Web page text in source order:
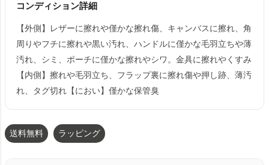
コンディション詳細
【外側】レザーに擦れや僅かな擦れ傷、キャンバスに擦れ、角
周りやフチに擦れや黒い汚れ、ハンドルに僅かな毛羽立ちや薄
汚れ、シミ、ポーチに僅かな擦れやシワ。金具に擦れやくすみ
【内側】擦れや毛羽立ち、フラップ裏に擦れ傷や押し跡、薄汚
れ、タグ切れ【におい】僅かな保管臭
送料無料 ラッピング